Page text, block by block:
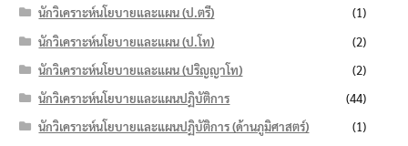
นักวิเคราะห์นโยบายและแผน (ป.ตรี)
(1)
นักวิเคราะห์นโยบายและแผน (ป.โท)
(2)
นักวิเคราะห์นโยบายและแผน (ปริญญาโท)
(2)
นักวิเคราะห์นโยบายและแผนปฏิบัติการ
(44)
นักวิเคราะห์นโยบายและแผนปฏิบัติการ (ด้านภูมิศาสตร์)
(1)